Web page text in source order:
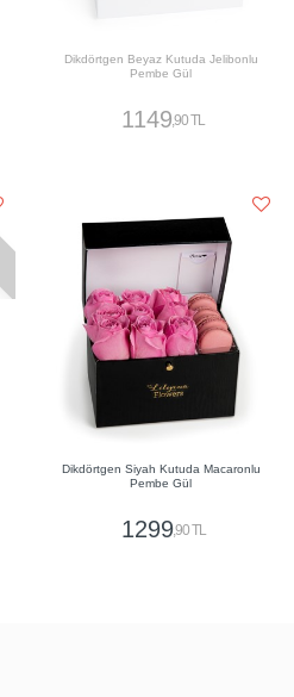
Dikdörtgen Beyaz Kutuda Jelibonlu
Pembe Gül
1149,90 TL
Dikdörtgen Siyah Kutuda Macaronlu
Pembe Gül
1299,90 TL